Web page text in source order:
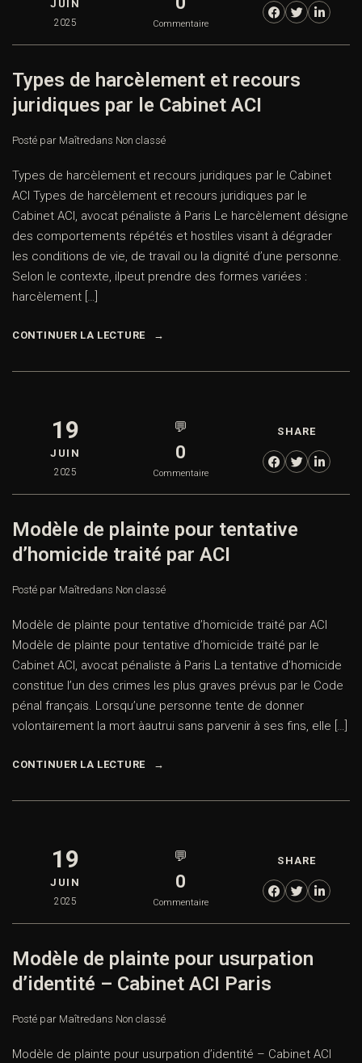
JUIN
2025 Commentaire
Types de harcèlement et recours
juridiques par le Cabinet ACI
Posté par Maîtredans Non classé
Types de harcèlement et recours juridiques par le Cabinet
ACI Types de harcèlement et recours juridiques par le
Cabinet ACI, avocat pénaliste à Paris Le harcèlement désigne
des comportements répétés et hostiles visant à dégrader
les conditions de vie, de travail ou la dignité d’une personne.
Selon le contexte, ilpeut prendre des formes variées :
harcèlement […]
CONTINUER LA LECTURE
19
JUIN
2025
💬
0
Commentaire
SHARE
Modèle de plainte pour tentative
d’homicide traité par ACI
Posté par Maîtredans Non classé
Modèle de plainte pour tentative d’homicide traité par ACI
Modèle de plainte pour tentative d’homicide traité par le
Cabinet ACI, avocat pénaliste à Paris La tentative d’homicide
constitue l’un des crimes les plus graves prévus par le Code
pénal français. Lorsqu’une personne tente de donner
volontairement la mort àautrui sans parvenir à ses fins, elle […]
CONTINUER LA LECTURE
19
JUIN
2025
💬
0
Commentaire
SHARE
Modèle de plainte pour usurpation
d’identité – Cabinet ACI Paris
Posté par Maîtredans Non classé
Modèle de plainte pour usurpation d’identité – Cabinet ACI